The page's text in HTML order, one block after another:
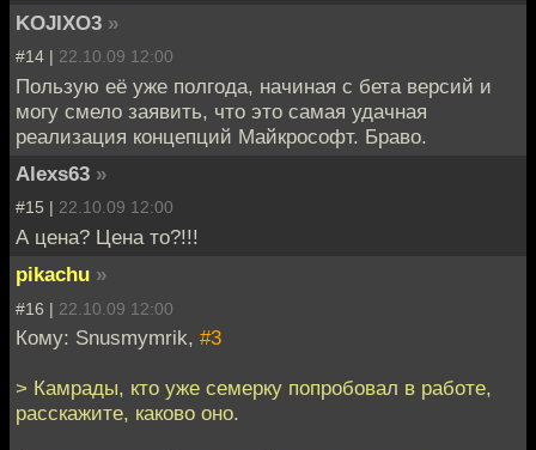
KOJIXO3 »
#14 | 22.10.09 12:00
Пользую её уже полгода, начиная с бета версий и
могу смело заявить, что это самая удачная
реализация концепций Майкрософт. Браво.
Alexs63 »
#15 | 22.10.09 12:00
А цена? Цена то?!!!
pikachu »
#16 | 22.10.09 12:00
Кому: Snusmymrik, #3
> Камрады, кто уже семерку попробовал в работе,
расскажите, каково оно.